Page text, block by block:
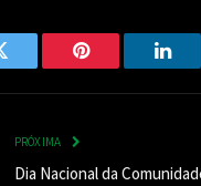
Pinterest
PRÓXIMA
Dia Nacional da